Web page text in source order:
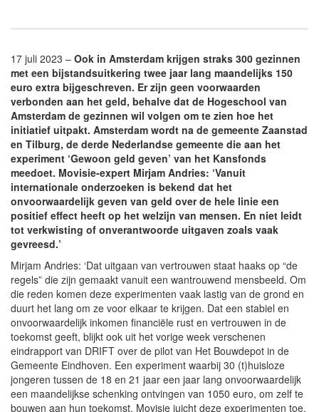
17 juli 2023 – Ook in Amsterdam krijgen straks 300 gezinnen
met een bijstandsuitkering twee jaar lang maandelijks 150
euro extra bijgeschreven. Er zijn geen voorwaarden
verbonden aan het geld, behalve dat de Hogeschool van
Amsterdam de gezinnen wil volgen om te zien hoe het
initiatief uitpakt. Amsterdam wordt na de gemeente Zaanstad
en Tilburg, de derde Nederlandse gemeente die aan het
experiment ‘Gewoon geld geven’ van het Kansfonds
meedoet. Movisie-expert Mirjam Andries: ‘Vanuit
internationale onderzoeken is bekend dat het
onvoorwaardelijk geven van geld over de hele linie een
positief effect heeft op het welzijn van mensen. En niet leidt
tot verkwisting of onverantwoorde uitgaven zoals vaak
gevreesd.’
Mirjam Andries: ‘Dat uitgaan van vertrouwen staat haaks op “de
regels” die zijn gemaakt vanuit een wantrouwend mensbeeld. Om
die reden komen deze experimenten vaak lastig van de grond en
duurt het lang om ze voor elkaar te krijgen. Dat een stabiel en
onvoorwaardelijk inkomen financiële rust en vertrouwen in de
toekomst geeft, blijkt ook uit het vorige week verschenen
eindrapport van DRIFT over de pilot van Het Bouwdepot in de
Gemeente Eindhoven. Een experiment waarbij 30 (t)huisloze
jongeren tussen de 18 en 21 jaar een jaar lang onvoorwaardelijk
een maandelijkse schenking ontvingen van 1050 euro, om zelf te
bouwen aan hun toekomst. Movisie juicht deze experimenten toe.